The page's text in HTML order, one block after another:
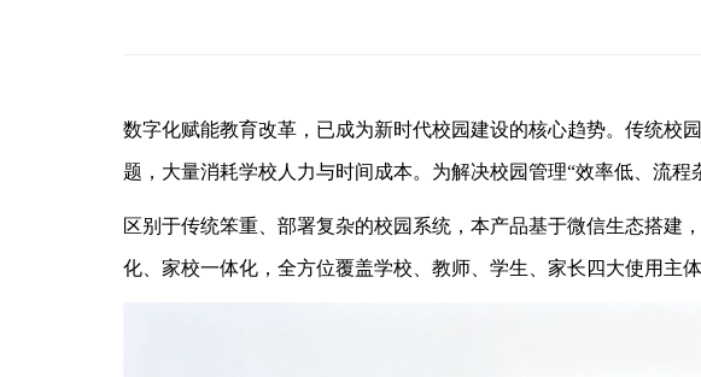
数字化赋能教育改革，已成为新时代校园建设的核心趋势。传统校
题，大量消耗学校人力与时间成本。为解决校园管理“效率低、流
区别于传统笨重、部署复杂的校园系统，本产品基于微信生态搭建
化、家校一体化，全方位覆盖学校、教师、学生、家长四大使用主